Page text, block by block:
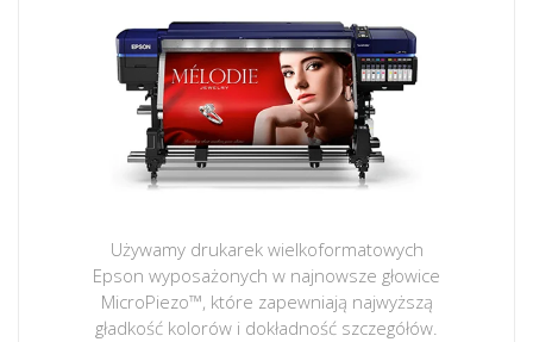
Używamy drukarek wielkoformatowych
Epson wyposażonych w najnowsze głowice
MicroPiezo™, które zapewniają najwyższą
gładkość kolorów i dokładność szczegółów.